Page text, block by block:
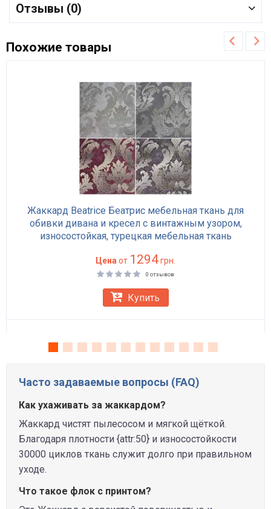
Отзывы (0)
Похожие товары
Жаккард Beatrice Беатрис мебельная ткань для
обивки дивана и кресел с винтажным узором,
износостойкая, турецкая мебельная ткань
Цена от 1294грн.
0 отзывов
Купить
Часто задаваемые вопросы (FAQ)
Как ухаживать за жаккардом?
Жаккард чистят пылесосом и мягкой щёткой.
Благодаря плотности {attr:50} и износостойкости
30000 циклов ткань служит долго при правильном
уходе.
Что такое флок с принтом?